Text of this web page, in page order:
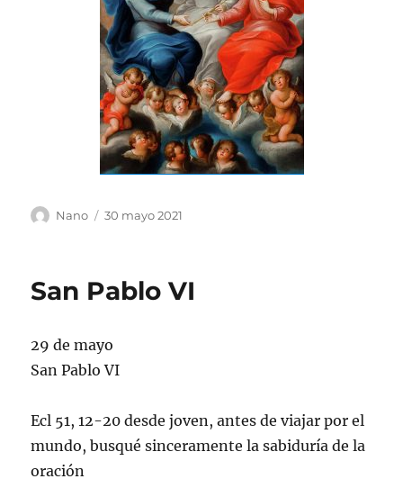
Autor
Nano
Publicado
30 mayo 2021
San Pablo VI
29 de mayo
San Pablo VI
Ecl 51, 12-20 desde joven, antes de viajar por el
mundo, busqué sinceramente la sabiduría de la
oración